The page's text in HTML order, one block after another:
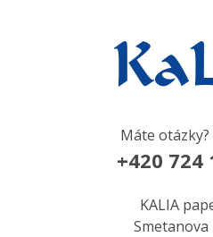
Máte
+420 724
KALIA
Smetanova